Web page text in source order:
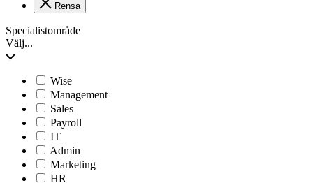
Rensa
Specialistområde
Välj...
Wise
Management
Sales
Payroll
IT
Admin
Marketing
HR